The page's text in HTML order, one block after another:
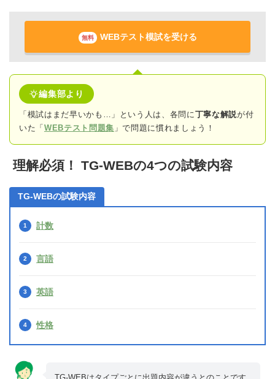
無料 WEBテスト模試を受ける
編集部より
「模試はまだ早いかも…」という人は、各問に丁寧な解説が付
いた「 WEBテスト問題集 」で問題に慣れましょう！
理解必須！ TG-WEBの4つの試験内容
TG-WEBの試験内容
計数
言語
英語
性格